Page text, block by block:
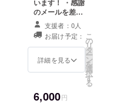
ください！
ありがとう
ございま
何かご質問
らどんどん
お願いしま
います！ ・感謝
のメールを差し
上げます。 ・
「GOO+ing」の
オリジナルシー
ルをプレゼン
ト！ ・図面をポ
支援者：0人
お届け予定：
詳細を見る
こ
の
リ
タ
ー
ン
を
選
択
す
る
6,000円